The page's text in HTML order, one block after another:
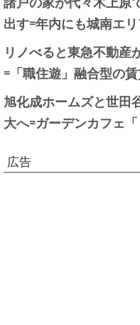
出す=年内にも城南エ
リノべると東急不動産
=「職住遊」融合型の
旭化成ホームズと世田
大へ=ガーデンカフェ
広告